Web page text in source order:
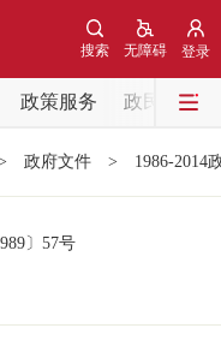
登录
无障碍
搜索
政策服务
政民互动
政府文件 > 1986-2014
〕 57号